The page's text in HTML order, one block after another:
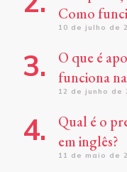
Como
10 de julho de
O que é
funciona
12 de junho de
Qual é o
em inglês?
11 de maio de